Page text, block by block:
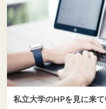
私立大学のHPを見に来